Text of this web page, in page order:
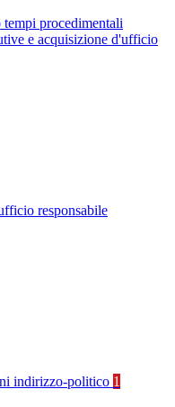
procedimentali
e acquisizione d'ufficio
responsabile
indirizzo-politico 1